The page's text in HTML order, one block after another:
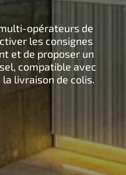
opérateurs de
les consignes
et de proposer un
compatible avec
la livraison de colis.